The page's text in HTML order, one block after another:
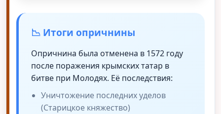
📉 Итоги опричнины
Опричнина была отменена в 1572 году
после поражения крымских татар в
битве при Молодях. Её последствия:
Уничтожение последних уделов
(Старицкое княжество)